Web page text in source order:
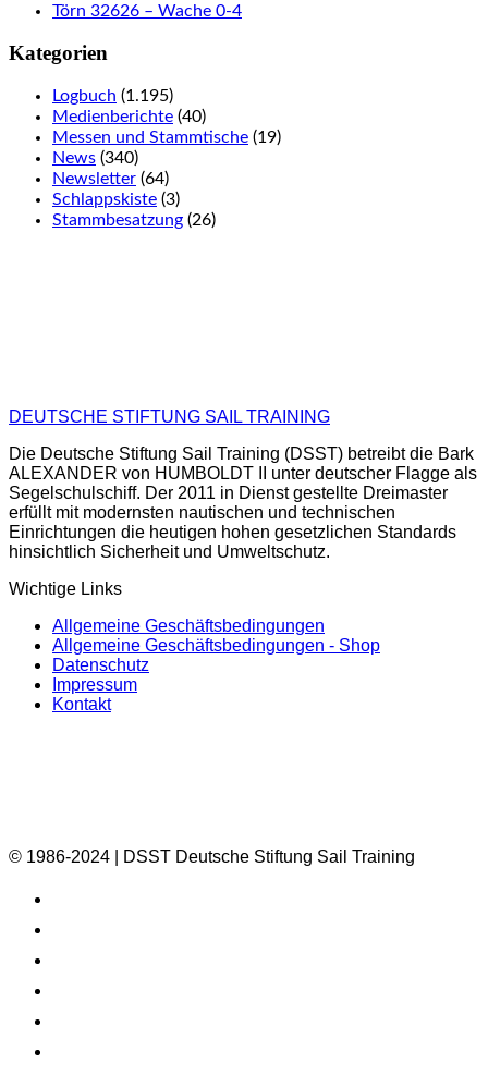
Törn 32626 – Wache 0-4
Kategorien
Logbuch (1.195)
Medienberichte (40)
Messen und Stammtische (19)
News (340)
Newsletter (64)
Schlappskiste (3)
Stammbesatzung (26)
DEUTSCHE STIFTUNG SAIL TRAINING
Die Deutsche Stiftung Sail Training (DSST) betreibt die Bark
ALEXANDER von HUMBOLDT II unter deutscher Flagge als
Segelschulschiff. Der 2011 in Dienst gestellte Dreimaster
erfüllt mit modernsten nautischen und technischen
Einrichtungen die heutigen hohen gesetzlichen Standards
hinsichtlich Sicherheit und Umweltschutz.
Wichtige Links
Allgemeine Geschäftsbedingungen
Allgemeine Geschäftsbedingungen - Shop
Datenschutz
Impressum
Kontakt
© 1986-2024 | DSST Deutsche Stiftung Sail Training